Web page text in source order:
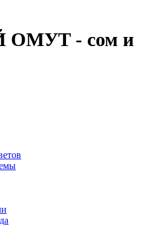
- сом и